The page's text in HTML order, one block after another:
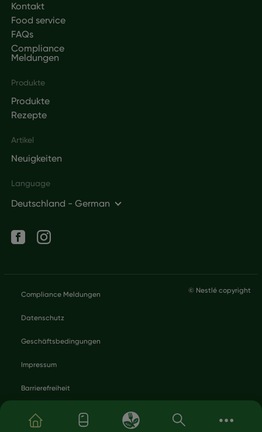
Direkt zum Inhalt
Kontakt
Food service
FAQs
Compliance
Meldungen
Produkte
Produkte
Rezepte
Artikel
Neuigkeiten
Language
Deutschland - German
Compliance Meldungen
Datenschutz
Geschäftsbedingungen
Impressum
Barrierefreiheit
© Nestlé copyright